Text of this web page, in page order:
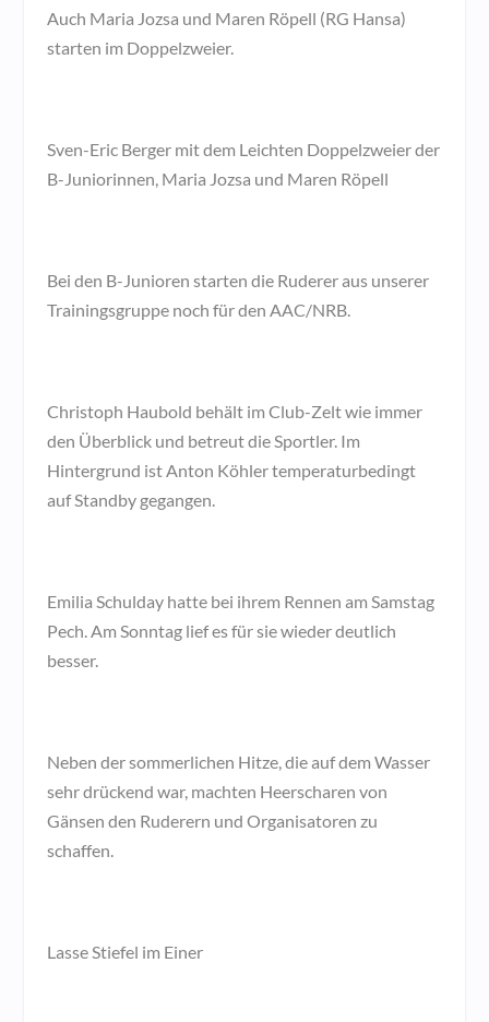
Auch Maria Jozsa und Maren Röpell (RG Hansa)
starten im Doppelzweier.
Sven-Eric Berger mit dem Leichten Doppelzweier der
B-Juniorinnen, Maria Jozsa und Maren Röpell
Bei den B-Junioren starten die Ruderer aus unserer
Trainingsgruppe noch für den AAC/NRB.
Christoph Haubold behält im Club-Zelt wie immer
den Überblick und betreut die Sportler. Im
Hintergrund ist Anton Köhler temperaturbedingt
auf Standby gegangen.
Emilia Schulday hatte bei ihrem Rennen am Samstag
Pech. Am Sonntag lief es für sie wieder deutlich
besser.
Neben der sommerlichen Hitze, die auf dem Wasser
sehr drückend war, machten Heerscharen von
Gänsen den Ruderern und Organisatoren zu
schaffen.
Lasse Stiefel im Einer